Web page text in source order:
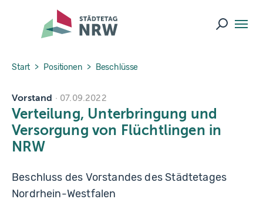
Skip to main navigation
Skip to main content
Skip to page footer
Suche
You are here:
Start Positionen Beschlüsse
Vorstand 07.09.2022
Verteilung, Unterbringung und
Versorgung von Flüchtlingen in
NRW
Beschluss des Vorstandes des Städtetages
Nordrhein-Westfalen